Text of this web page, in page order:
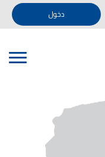
دخول
.
المائي ولصق البلاط ذو القاعدة الأسمنتية
القدس دهان شركات دهانات في الاردن
واسعارها في الاردن, مهندس دهانات,
في الاردن, أنواع الدهانات في الاردن
صناعة دهانات القدس معارض دهانات
صناعة دهانات القدس
الوان دهانات, الوان دهانات شقق,